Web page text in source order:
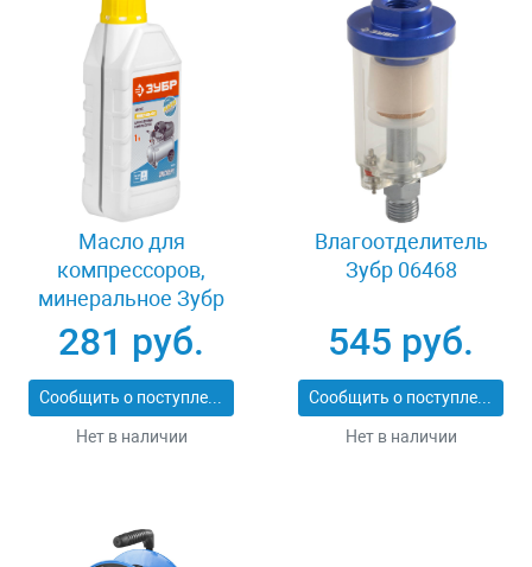
Масло для
компрессоров,
минеральное Зубр
ПНЕВМО-СТАНДАРТ
ЗМК-ПС
281 руб.
Сообщить о поступлении
Нет в наличии
Влагоотделитель
Зубр 06468
545 руб.
Сообщить о поступлении
Нет в наличии